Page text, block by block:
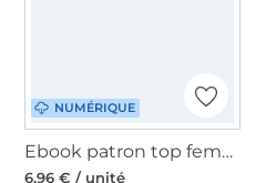
NUMÉRIQUE
Ebook patron top femme Ribly Moeve.Design, en allemand
6,96 € / unité